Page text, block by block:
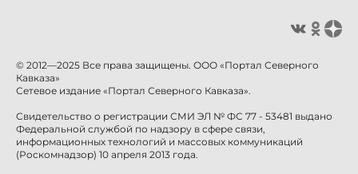
© 2012—2025 Все права защищены. ООО «Портал Северного
Кавказа»
Сетевое издание «Портал Северного Кавказа».
Свидетельство о регистрации СМИ ЭЛ № ФС 77 - 53481 выдано
Федеральной службой по надзору в сфере связи,
информационных технологий и массовых коммуникаций
(Роскомнадзор) 10 апреля 2013 года.